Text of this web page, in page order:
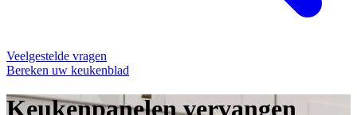
Veelgestelde vragen
Bereken uw keukenblad
Keukenpanelen vervangen